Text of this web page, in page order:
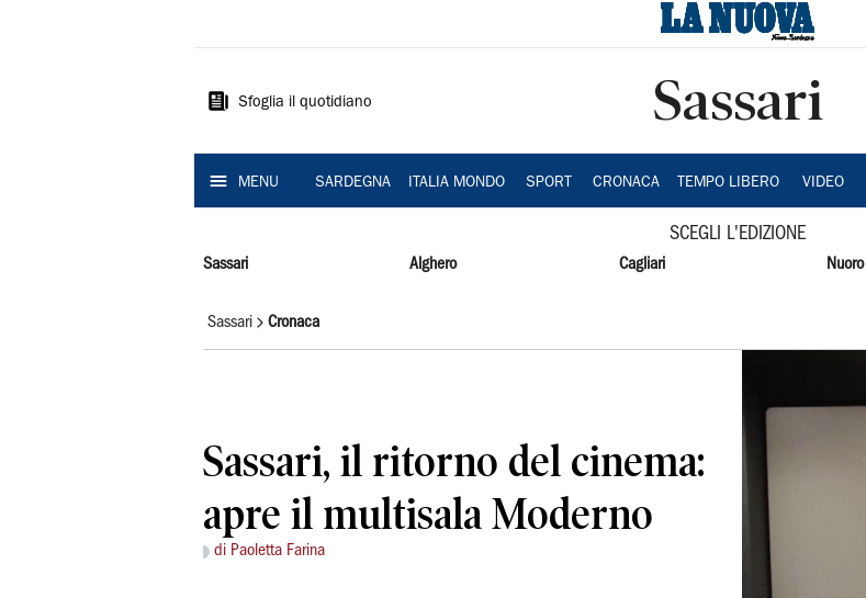
Sardegna
Sfoglia il quotidiano Sassari
MENU SARDEGNA ITALIA MONDO SPORT CRONACA TEMPO LIBERO VIDEO
SCEGLI L'EDIZIONE
Sassari Alghero Cagliari Nuoro
Sassari Cronaca
Sassari, il ritorno del cinema:
apre il multisala Moderno
di Paoletta Farina